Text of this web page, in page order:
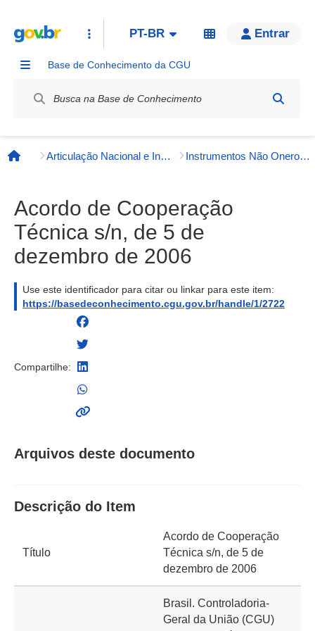
PT-BR Entrar
Base de Conhecimento da CGU
Página inicial
Articulação Nacional e Internacional Instrumentos Não Onerosos
Acordo de Cooperação
Técnica s/n, de 5 de
dezembro de 2006
Use este identificador para citar ou linkar para este item:
https://basedeconhecimento.cgu.gov.br/handle/1/2722
Compartilhe:
Arquivos deste documento
Descrição do Item
Título
Acordo de Cooperação
Técnica s/n, de 5 de
dezembro de 2006
Brasil. Controladoria-
Geral da União (CGU)